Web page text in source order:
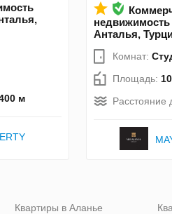
м
Анталья,
Комнат:
Площадь:
Расстояние
Квартиры в Аланье